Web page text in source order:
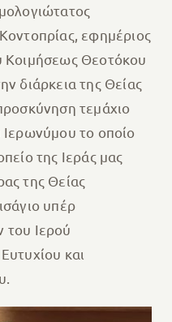
εφημέριος
Κοιμήσεως Θεοτόκου
διάρκεια της Θείας
τεμάχιο
το οποίο
της Ιεράς μας
της Θείας
υπέρ
Ιερού
και